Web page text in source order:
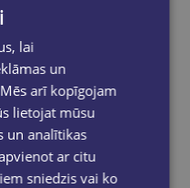
lai
un
arī kopīgojam
lietojat mūsu
un analītikas
ar citu
sniedzis vai ko